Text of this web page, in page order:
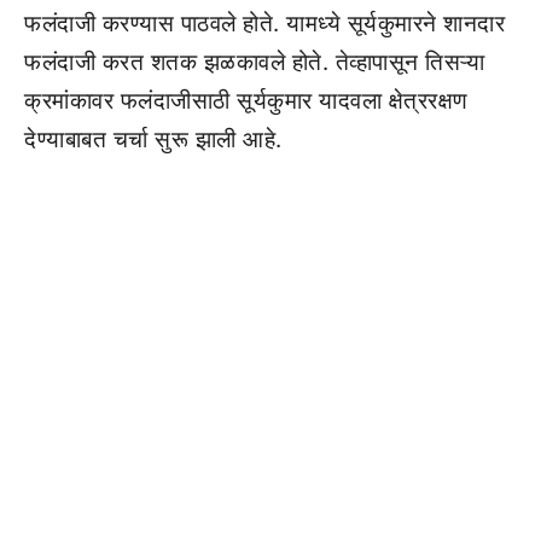
फलंदाजी करण्यास पाठवले होते. यामध्ये सूर्यकुमारने शानदार
फलंदाजी करत शतक झळकावले होते. तेव्हापासून तिसऱ्या
क्रमांकावर फलंदाजीसाठी सूर्यकुमार यादवला क्षेत्ररक्षण
देण्याबाबत चर्चा सुरू झाली आहे.